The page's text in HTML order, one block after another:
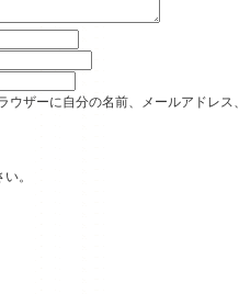
ウザーに自分の名前、メールアドレス
。